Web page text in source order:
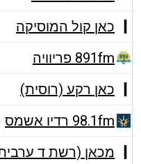
כאן קול המוסיקה
891fm פריוויה
כאן רקע (רוסית)
98.1fm רדיו אשמס
מכאן (רשת ד ערבית)